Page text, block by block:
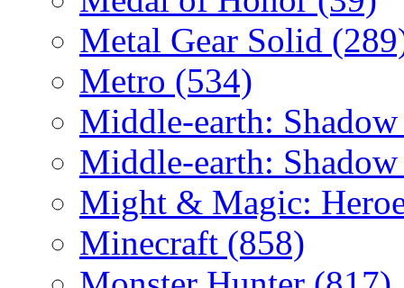
Metal Gear Solid
Metro (534)
Middle-earth:
Middle-earth:
Might & Magic:
Minecraft (858)